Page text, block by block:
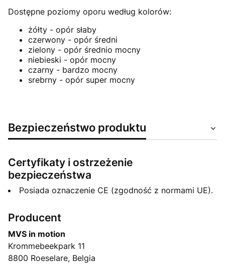
Dostępne poziomy oporu według kolorów:
żółty - opór słaby
czerwony - opór średni
zielony - opór średnio mocny
niebieski - opór mocny
czarny - bardzo mocny
srebrny - opór super mocny
Bezpieczeństwo produktu
Certyfikaty i ostrzeżenie
bezpieczeństwa
Posiada oznaczenie CE (zgodność z normami UE).
Producent
MVS in motion
Krommebeekpark 11
8800 Roeselare, Belgia